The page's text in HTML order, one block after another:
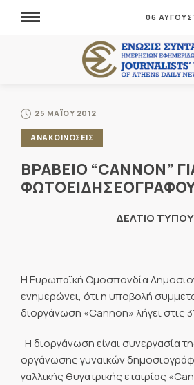
06
25 ΜΑΪΟΥ 2012
ΑΝΑΚΟΙΝΩΣΕΙΣ
ΒΡΑΒΕΙΟ “CANNON”
ΔΕΛΤΙΟ ΤΥΠΟΥ
Η Ευρωπαϊκή Ομοσπονδία
ενημερώνει, ότι η υποβολή
διοργάνωση «Cannon» λήγει στις
Η διοργάνωση είναι συνεργασία
οργάνωσης γυναικών
γαλλικής θυγατρικής εταιρίας